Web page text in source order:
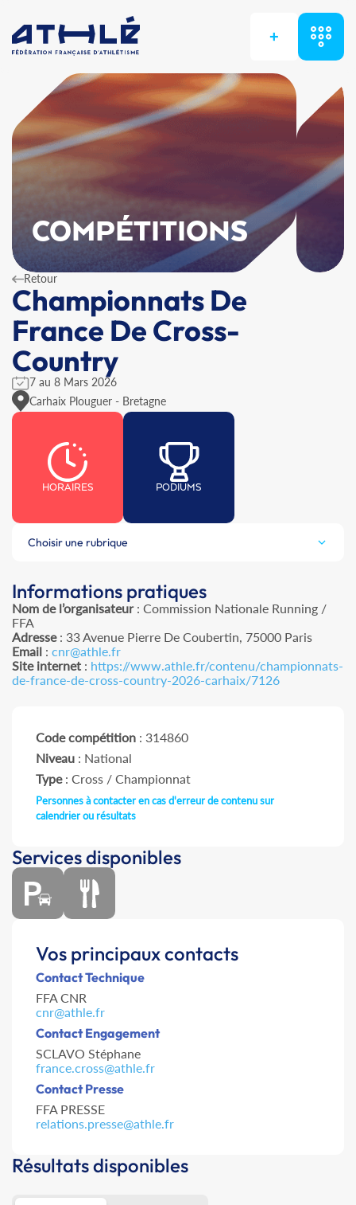
+
COMPÉTITIONS
Retour
Championnats De
France De Cross-
Country
7 au 8 Mars 2026
Carhaix Plouguer - Bretagne
HORAIRES PODIUMS
Choisir une rubrique
Informations pratiques
Nom de l’organisateur: Commission Nationale Running /
FFA
Adresse: 33 Avenue Pierre De Coubertin, 75000 Paris
Email : cnr@athle.fr
Site internet : https://www.athle.fr/contenu/championnats-
de-france-de-cross-country-2026-carhaix/7126
Code compétition : 314860
Niveau : National
Type: Cross / Championnat
Personnes à contacter en cas d'erreur de contenu sur
calendrier ou résultats
Services disponibles
Vos principaux contacts
Contact Technique
FFA CNR
cnr@athle.fr
Contact Engagement
SCLAVO Stéphane
france.cross@athle.fr
Contact Presse
FFA PRESSE
relations.presse@athle.fr
Résultats disponibles